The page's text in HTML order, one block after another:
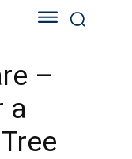
–
a